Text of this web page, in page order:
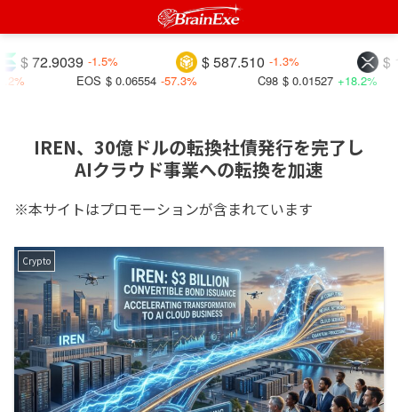
$
$ 587.510 -1.3%
-1.5%
$ 0.01527 +18.2%
$ 0.06554 -57.3%
IREN、30億ドルの転換社債発行を完了し
AIクラウド事業への転換を加速
※本サイトはプロモーションが含まれています
Crypto